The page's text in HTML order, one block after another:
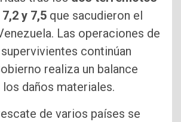
y 7,5 que sacudieron el
Las operaciones de
continúan
realiza un balance
daños materiales.
de varios países se